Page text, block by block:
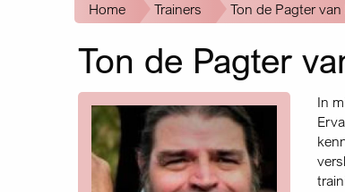
Kruimelpad
Home Trainers Ton de Pagter van
Ton de Pagter
In